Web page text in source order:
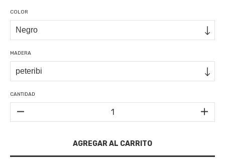
COLOR
MADERA
CANTIDAD